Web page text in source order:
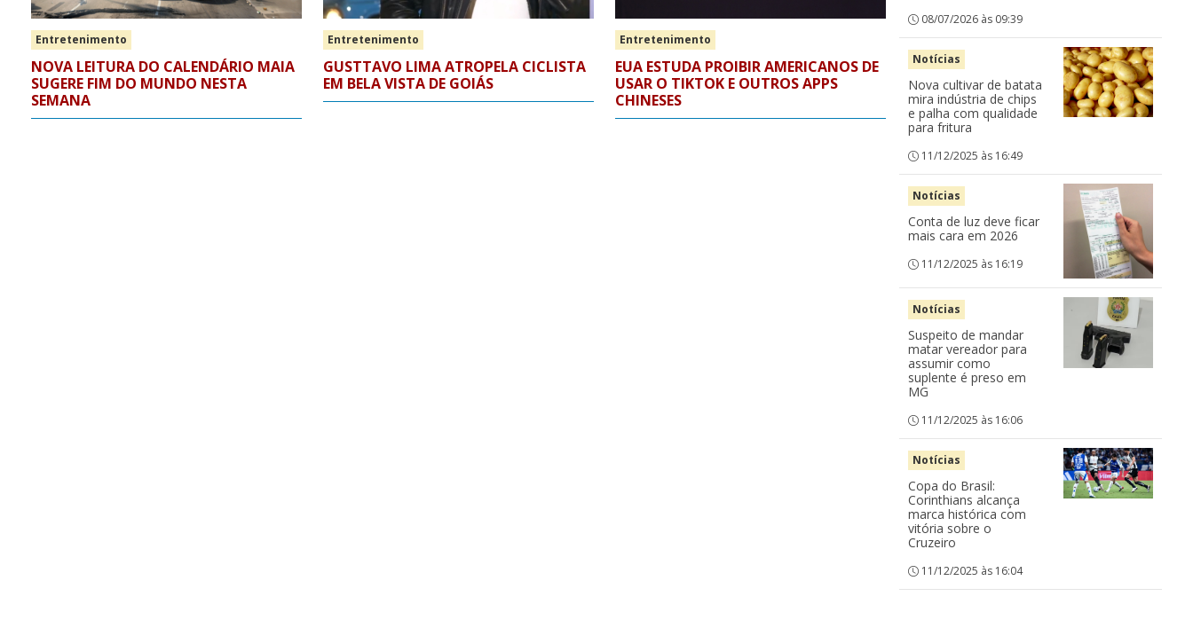
Entretenimento
NOVA LEITURA DO CALENDÁRIO MAIA
SUGERE FIM DO MUNDO NESTA
SEMANA
Entretenimento
GUSTTAVO LIMA ATROPELA CICLISTA
EM BELA VISTA DE GOIÁS
Entretenimento
EUA ESTUDA PROIBIR AMERICANOS DE
USAR O TIKTOK E OUTROS APPS
CHINESES
08/07/2026 às 09:39
Notícias
Nova cultivar de batata
mira indústria de chips
e palha com qualidade
para fritura
11/12/2025 às 16:49
Notícias
Conta de luz deve ficar
mais cara em 2026
11/12/2025 às 16:19
Notícias
Suspeito de mandar
matar vereador para
assumir como
suplente é preso em
MG
11/12/2025 às 16:06
Notícias
Copa do Brasil:
Corinthians alcança
marca histórica com
vitória sobre o
Cruzeiro
11/12/2025 às 16:04